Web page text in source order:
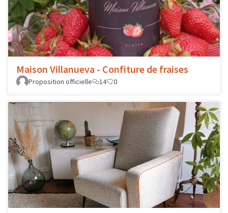
Maison Villanueva - Confiture de fraises
Proposition officielle 14 0